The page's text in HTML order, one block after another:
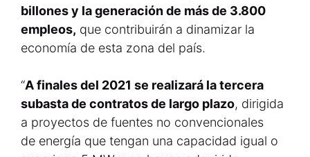
billones y la generación de más de 3.800
empleos, que contribuirán a dinamizar la
economía de esta zona del país.
“A finales del 2021 se realizará la tercera
subasta de contratos de largo plazo, dirigida
a proyectos de fuentes no convencionales
de energía que tengan una capacidad igual o